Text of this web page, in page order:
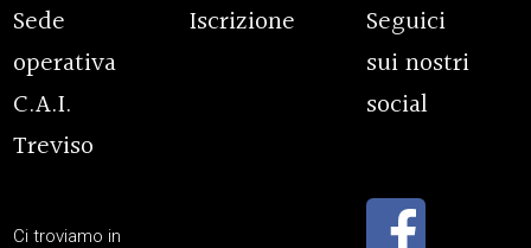
Sede
operativa
C.A.I.
Treviso
Ci troviamo in
Iscrizione
Seguici
sui nostri
social